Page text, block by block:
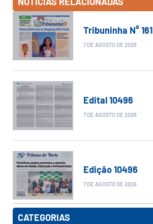
Tribuninha N° 161
7 DE AGOSTO DE 2026
Edital 10496
7 DE AGOSTO DE 2026
Edição 10496
7 DE AGOSTO DE 2026
CATEGORIAS